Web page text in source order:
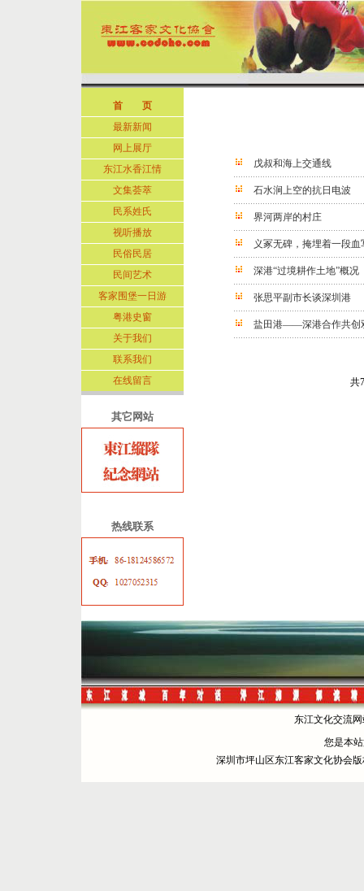
首 页
最新新闻
网上展厅
东江水香江情
文集荟萃
民系姓氏
视听播放
民俗民居
民间艺术
客家围堡一日游
粤港史窗
关于我们
联系我们
在线留言
其它网站
热线联系
戊叔和海上交通线
石水涧上空的抗日电波
界河两岸的村庄
义冢无碑，掩埋着一段血
深港“过境耕作土地”概况
张思平副市长谈深圳港
盐田港——深港合作共创
共
东江文化交流
您是本
深圳市坪山区东江客家文化协